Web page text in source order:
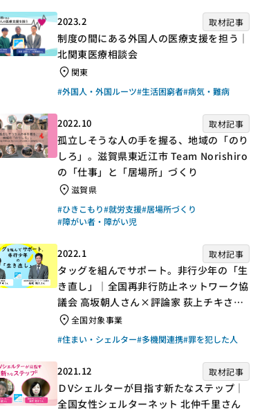
2023.2 取材記事
制度の間にある外国人の医療支援を担う｜
北関東医療相談会
関東
#外国人・外国ルーツ#生活困窮者#病気・難病
2022.10 取材記事
孤立しそうな人の手を握る、地域の「のり
しろ」。滋賀県東近江市 Team Norishiro
の「仕事」と「居場所」づくり
滋賀県
#ひきこもり#就労支援#居場所づくり
#障がい者・障がい児
2022.1 取材記事
タッグを組んでサポート。非行少年の「生
き直し」｜全国再非行防止ネットワーク協
議会 高坂朝人さん×評論家 荻上チキさん
【聞き手】
全国対象事業
#住まい・シェルター#多機関連携#罪を犯した人
2021.12 取材記事
ＤVシェルターが目指す新たなステップ｜
全国女性シェルターネット 北仲千里さん